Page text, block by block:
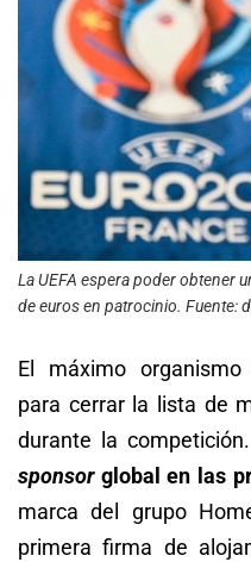
La UEFA espera poder obtener
de euros en patrocinio. Fuente:
El máximo
para cerrar la lista de
durante la competición.
sponsorglobal en las
marca del grupo
primera firma de